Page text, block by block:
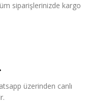
siparişlerinizde kargo
üzerinden canlı